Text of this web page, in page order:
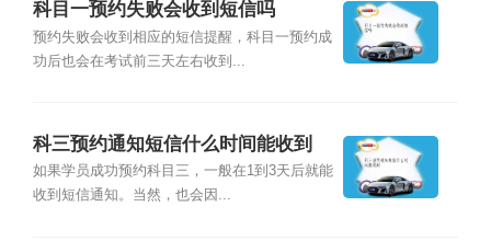
科目一预约失败会收到短信吗
预约失败会收到相应的短信提醒，科目一预约成
功后也会在考试前三天左右收到...
科三预约通知短信什么时间能收到
如果学员成功预约科目三，一般在1到3天后就能
收到短信通知。当然，也会因...